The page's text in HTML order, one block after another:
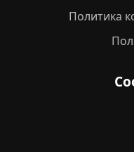
Политика